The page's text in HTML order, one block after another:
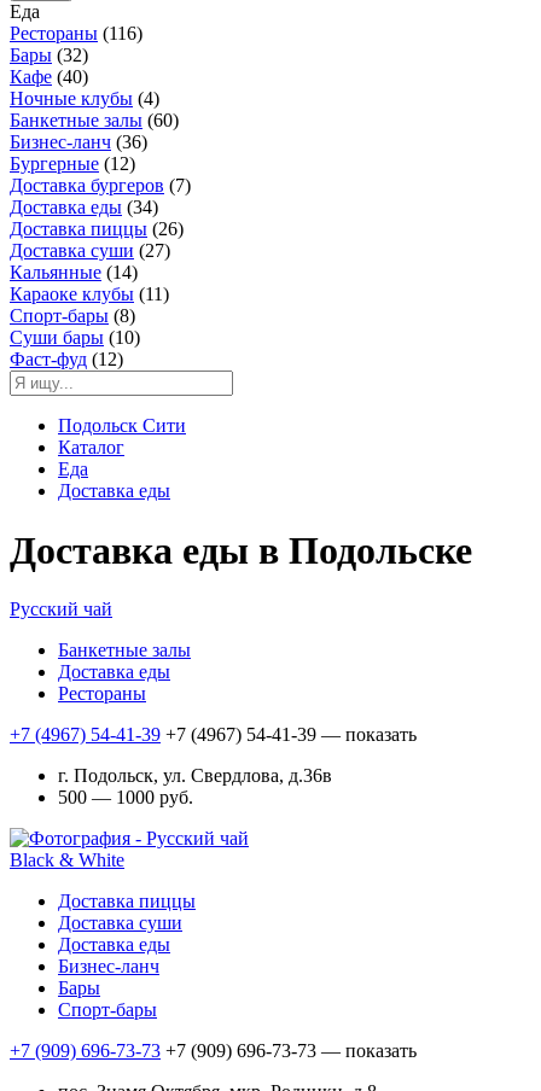
Еда
Рестораны (116)
Бары (32)
Кафе (40)
Ночные клубы (4)
Банкетные залы (60)
Бизнес-ланч (36)
Бургерные (12)
Доставка бургеров (7)
Доставка еды (34)
Доставка пиццы (26)
Доставка суши (27)
Кальянные (14)
Караоке клубы (11)
Спорт-бары (8)
Суши бары (10)
Фаст-фуд (12)
Подольск Сити
Каталог
Еда
Доставка еды
Доставка еды в Подольске
Русский чай
Банкетные залы
Доставка еды
Рестораны
+7 (4967) 54-41-39 +7 (4967) 54-41-39 — показать
г. Подольск, ул. Свердлова, д.36в
500 — 1000 руб.
Black & White
Доставка пиццы
Доставка суши
Доставка еды
Бизнес-ланч
Бары
Спорт-бары
+7 (909) 696-73-73 +7 (909) 696-73-73 — показать